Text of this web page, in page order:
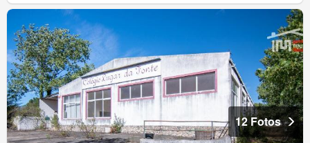
12 Fotos